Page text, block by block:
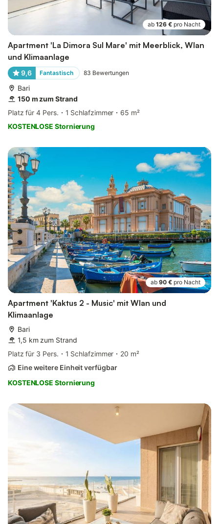
ab 126 € pro Nacht
Apartment 'La Dimora Sul Mare' mit Meerblick, Wlan
und Klimaanlage
9,6 Fantastisch 83 Bewertungen
Bari
150 m zum Strand
Platz für 4 Pers.
1 Schlafzimmer
65 m²
KOSTENLOSE Stornierung
ab 90 € pro Nacht
Apartment 'Kaktus 2 - Music' mit Wlan und
Klimaanlage
Bari
1,5 km zum Strand
Platz für 3 Pers.
1 Schlafzimmer
20 m²
Eine weitere Einheit verfügbar
KOSTENLOSE Stornierung